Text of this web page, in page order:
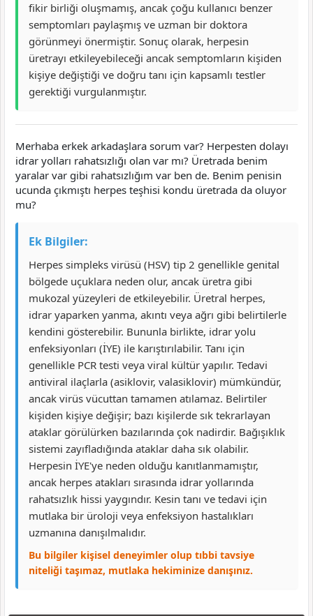
fikir birliği oluşmamış, ancak çoğu kullanıcı benzer
semptomları paylaşmış ve uzman bir doktora
görünmeyi önermiştir. Sonuç olarak, herpesin
üretrayı etkileyebileceği ancak semptomların kişiden
kişiye değiştiği ve doğru tanı için kapsamlı testler
gerektiği vurgulanmıştır.
Merhaba erkek arkadaşlara sorum var? Herpesten dolayı
idrar yolları rahatsızlığı olan var mı? Üretrada benim
yaralar var gibi rahatsızlığım var ben de. Benim penisin
ucunda çıkmıştı herpes teşhisi kondu üretrada da oluyor
mu?
Ek Bilgiler:
Herpes simpleks virüsü (HSV) tip 2 genellikle genital
bölgede uçuklara neden olur, ancak üretra gibi
mukozal yüzeyleri de etkileyebilir. Üretral herpes,
idrar yaparken yanma, akıntı veya ağrı gibi belirtilerle
kendini gösterebilir. Bununla birlikte, idrar yolu
enfeksiyonları (İYE) ile karıştırılabilir. Tanı için
genellikle PCR testi veya viral kültür yapılır. Tedavi
antiviral ilaçlarla (asiklovir, valasiklovir) mümkündür,
ancak virüs vücuttan tamamen atılamaz. Belirtiler
kişiden kişiye değişir; bazı kişilerde sık tekrarlayan
ataklar görülürken bazılarında çok nadirdir. Bağışıklık
sistemi zayıfladığında ataklar daha sık olabilir.
Herpesin İYE'ye neden olduğu kanıtlanmamıştır,
ancak herpes atakları sırasında idrar yollarında
rahatsızlık hissi yaygındır. Kesin tanı ve tedavi için
mutlaka bir üroloji veya enfeksiyon hastalıkları
uzmanına danışılmalıdır.
Bu bilgiler kişisel deneyimler olup tıbbi tavsiye
niteliği taşımaz, mutlaka hekiminize danışınız.